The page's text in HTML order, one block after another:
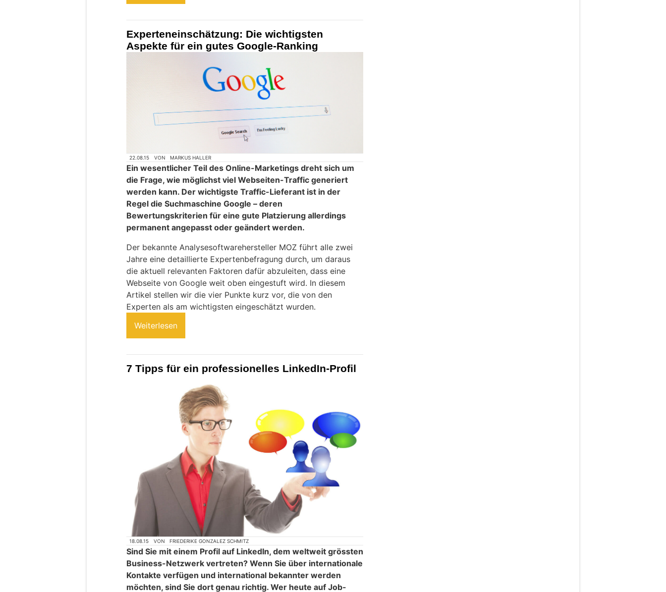
Experteneinschätzung: Die wichtigsten
Aspekte für ein gutes Google-Ranking
22.08.15 VON MARKUS HALLER
Ein wesentlicher Teil des Online-Marketings dreht sich um
die Frage, wie möglichst viel Webseiten-Traffic generiert
werden kann. Der wichtigste Traffic-Lieferant ist in der
Regel die Suchmaschine Google – deren
Bewertungskriterien für eine gute Platzierung allerdings
permanent angepasst oder geändert werden.
Der bekannte Analysesoftwarehersteller MOZ führt alle zwei
Jahre eine detaillierte Expertenbefragung durch, um daraus
die aktuell relevanten Faktoren dafür abzuleiten, dass eine
Webseite von Google weit oben eingestuft wird. In diesem
Artikel stellen wir die vier Punkte kurz vor, die von den
Experten als am wichtigsten eingeschätzt wurden.
Weiterlesen
7 Tipps für ein professionelles LinkedIn-Profil
18.08.15 VON FRIEDERIKE GONZALEZ SCHMITZ
Sind Sie mit einem Profil auf LinkedIn, dem weltweit grössten
Business-Netzwerk vertreten? Wenn Sie über internationale
Kontakte verfügen und international bekannter werden
möchten, sind Sie dort genau richtig. Wer heute auf Job-